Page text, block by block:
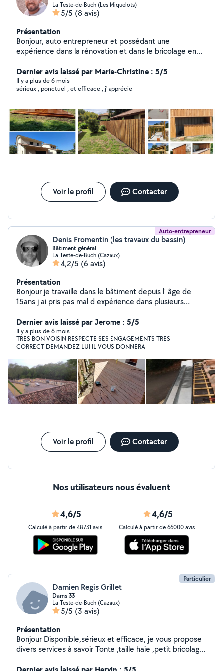
La Teste-de-Buch (Les Miquelots)
5/5 (8 avis)
Présentation
Bonjour, auto entrepreneur et possédant une
expérience dans la rénovation et dans le bricolage en
intérieur/extérieur, montage de meubles etc. Je suis
disponible rapidement, n'hésitez pas à me contacter si
besoin ! Bricol'ap à votre service.
Dernier avis laissé par Marie-Christine : 5/5
Il y a plus de 6 mois
sérieux , ponctuel , et efficace , j' apprécie
Voir le profil Contacter
Auto-entrepreneur
Denis Fromentin (les travaux du bassin)
Bâtiment général
La Teste-de-Buch (Cazaux)
4,2/5 (6 avis)
Présentation
Bonjour je travaille dans le bâtiment depuis l' âge de
15ans j ai pris pas mal d expérience dans plusieurs
couverture zinguerie charpente bardages terrasse bois
je travaille avec un collègue qui lui est spécialisée dans l
électricité le placoplâtre j aime le travail soigner je suis à
votre disposition pour des conseils ou travaux n hésiter
pas !
Dernier avis laissé par Jerome : 5/5
Il y a plus de 6 mois
TRES BON VOISIN RESPECTE SES ENGAGEMENTS TRES
CORRECT DEMANDEZ LUI IL VOUS DONNERA
Voir le profil Contacter
Nos utilisateurs nous évaluent
4,6/5
Calculé à partir de 48731 avis
4,6/5
Calculé à partir de 66000 avis
Particulier
Damien Regis Grillet
Dams 33
La Teste-de-Buch (Cazaux)
5/5 (3 avis)
Présentation
Bonjour Disponible,sérieux et efficace, je vous propose
divers services à savoir Tonte ,taille haie ,petit bricolage
,démolition et évacuation gravats ou autre ..: Équipé de